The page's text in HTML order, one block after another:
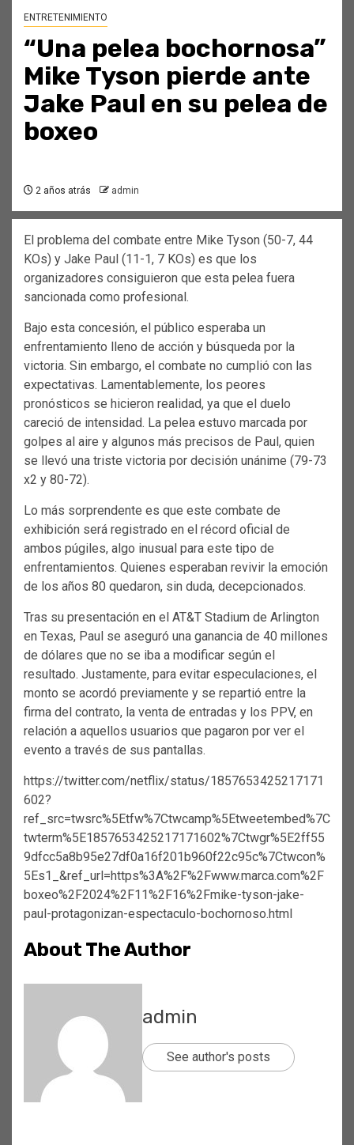
ENTRETENIMIENTO
“Una pelea bochornosa”
Mike Tyson pierde ante
Jake Paul en su pelea de
boxeo
2 años atrás admin
El problema del combate entre Mike Tyson (50-7, 44
KOs) y Jake Paul (11-1, 7 KOs) es que los
organizadores consiguieron que esta pelea fuera
sancionada como profesional.
Bajo esta concesión, el público esperaba un
enfrentamiento lleno de acción y búsqueda por la
victoria. Sin embargo, el combate no cumplió con las
expectativas. Lamentablemente, los peores
pronósticos se hicieron realidad, ya que el duelo
careció de intensidad. La pelea estuvo marcada por
golpes al aire y algunos más precisos de Paul, quien
se llevó una triste victoria por decisión unánime (79-73
x2 y 80-72).
Lo más sorprendente es que este combate de
exhibición será registrado en el récord oficial de
ambos púgiles, algo inusual para este tipo de
enfrentamientos. Quienes esperaban revivir la emoción
de los años 80 quedaron, sin duda, decepcionados.
Tras su presentación en el AT&T Stadium de Arlington
en Texas, Paul se aseguró una ganancia de 40 millones
de dólares que no se iba a modificar según el
resultado. Justamente, para evitar especulaciones, el
monto se acordó previamente y se repartió entre la
firma del contrato, la venta de entradas y los PPV, en
relación a aquellos usuarios que pagaron por ver el
evento a través de sus pantallas.
https://twitter.com/netflix/status/1857653425217171
602?
ref_src=twsrc%5Etfw%7Ctwcamp%5Etweetembed%7C
twterm%5E1857653425217171602%7Ctwgr%5E2ff55
9dfcc5a8b95e27df0a16f201b960f22c95c%7Ctwcon%
5Es1_&ref_url=https%3A%2F%2Fwww.marca.com%2F
boxeo%2F2024%2F11%2F16%2Fmike-tyson-jake-
paul-protagonizan-espectaculo-bochornoso.html
About The Author
admin
See author's posts